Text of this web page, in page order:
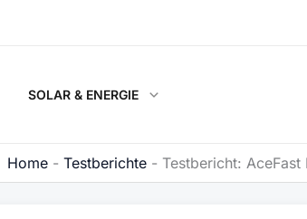
SOLAR & ENERGIE
Home - Testberichte - Testbericht: